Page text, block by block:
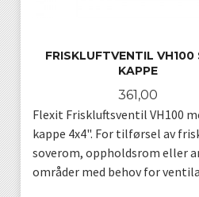
FRISKLUFTVENTIL VH100
KAPPE
Pris
361,00
Flexit Friskluftsventil VH100
kappe 4x4". For tilførsel av
soverom, oppholdsrom eller
områder med behov for